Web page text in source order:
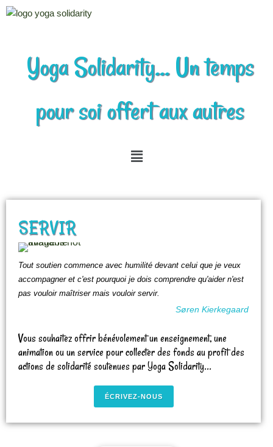
contenuYoga Solidarity... Un temps
pour soi offert aux autres
SERVIR
Tout soutien commence avec humilité devant celui que je veux
accompagner et c'est pourquoi je dois comprendre qu'aider n'est
pas vouloir maîtriser mais vouloir servir.
Søren Kierkegaard
Vous souhaitez offrir bénévolement un enseignement, une
animation ou un service pour collecter des fonds au profit des
actions de solidarité soutenues par Yoga Solidarity...
ÉCRIVEZ-NOUS